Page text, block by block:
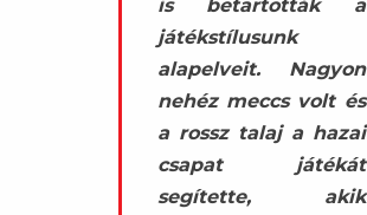
is betartották a
játékstílusunk
alapelveit. Nagyon
nehéz meccs volt és
a rossz talaj a hazai
csapat játékát
segítette, akik